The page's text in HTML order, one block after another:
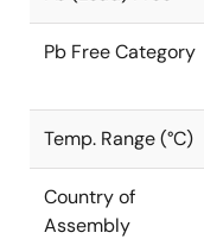
Pb Free Category
Temp. Range (°C)
Country of
Assembly